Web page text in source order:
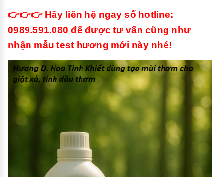
👉👉👉 Hãy liên hệ ngay số hotline:
0989.591.080 để được tư vấn cũng như
nhận mẫu test hương mới này nhé!